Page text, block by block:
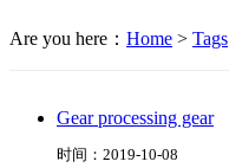
Are you here： Home > Tags
Gear processing gear
时间：2019-10-08